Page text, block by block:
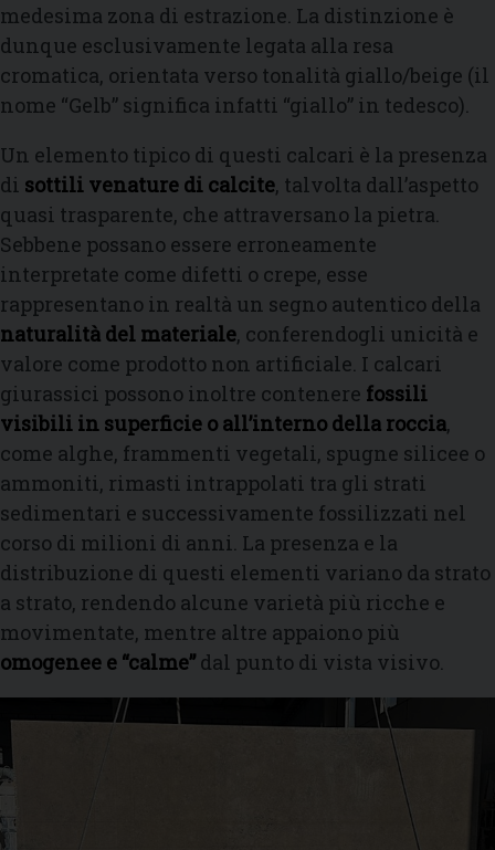
medesima zona di estrazione. La distinzione è
dunque esclusivamente legata alla resa
cromatica, orientata verso tonalità giallo/beige (il
nome “Gelb” significa infatti “giallo” in tedesco).
Un elemento tipico di questi calcari è la presenza
di sottili venature di calcite, talvolta dall’aspetto
quasi trasparente, che attraversano la pietra.
Sebbene possano essere erroneamente
interpretate come difetti o crepe, esse
rappresentano in realtà un segno autentico della
naturalità del materiale, conferendogli unicità e
valore come prodotto non artificiale. I calcari
giurassici possono inoltre contenere fossili
visibili in superficie o all’interno della roccia,
come alghe, frammenti vegetali, spugne silicee o
ammoniti, rimasti intrappolati tra gli strati
sedimentari e successivamente fossilizzati nel
corso di milioni di anni. La presenza e la
distribuzione di questi elementi variano da strato
a strato, rendendo alcune varietà più ricche e
movimentate, mentre altre appaiono più
omogenee e “calme” dal punto di vista visivo.